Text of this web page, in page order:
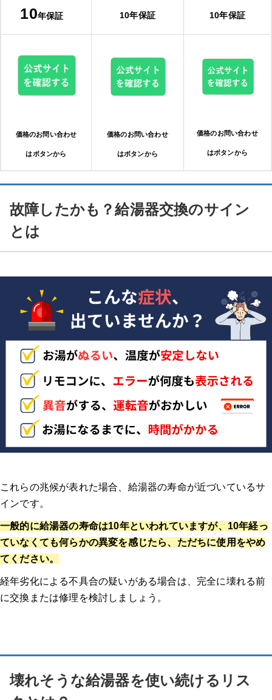
10年保証 10年保証 10年保証
価格のお問い合わせ
はボタンから
価格のお問い合わせ
はボタンから
価格のお問い合わせ
はボタンから
故障したかも？給湯器交換のサイン
とは
これらの兆候が表れた場合、給湯器の寿命が近づいているサ
インです。
一般的に給湯器の寿命は10年といわれていますが、10年経っ
ていなくても何らかの異変を感じたら、ただちに使用をやめ
てください。
経年劣化による不具合の疑いがある場合は、完全に壊れる前
に交換または修理を検討しましょう。
壊れそうな給湯器を使い続けるリス